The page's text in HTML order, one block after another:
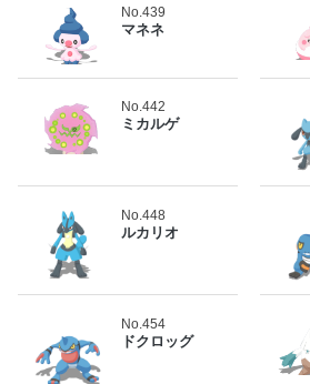
No.439
マネネ
No.442
ミカルゲ
No.448
ルカリオ
No.454
ドクロッグ